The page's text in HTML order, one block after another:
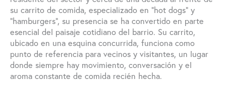
su carrito de comida, especializado en “hot dogs” y
“hamburgers”, su presencia se ha convertido en parte
esencial del paisaje cotidiano del barrio. Su carrito,
ubicado en una esquina concurrida, funciona como
punto de referencia para vecinos y visitantes, un lugar
donde siempre hay movimiento, conversación y el
aroma constante de comida recién hecha.